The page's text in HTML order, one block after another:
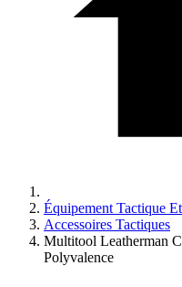
Équipement Tactique
Accessoires Tactiques
Multitool Leatherman
Polyvalence